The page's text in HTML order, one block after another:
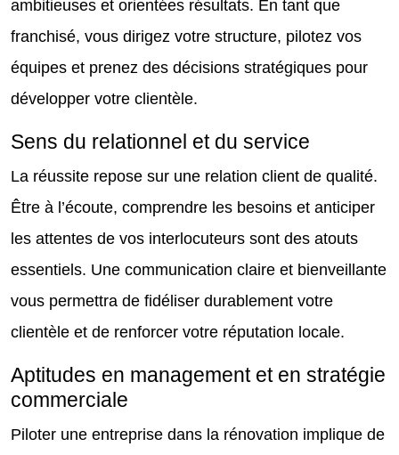
ambitieuses et orientées résultats. En tant que
franchisé, vous dirigez votre structure, pilotez vos
équipes et prenez des décisions stratégiques pour
développer votre clientèle.
Sens du relationnel et du service
La réussite repose sur une relation client de qualité.
Être à l’écoute, comprendre les besoins et anticiper
les attentes de vos interlocuteurs sont des atouts
essentiels. Une communication claire et bienveillante
vous permettra de fidéliser durablement votre
clientèle et de renforcer votre réputation locale.
Aptitudes en management et en stratégie
commerciale
Piloter une entreprise dans la rénovation implique de